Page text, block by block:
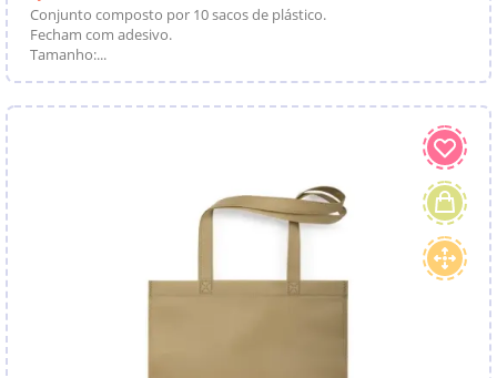
Conjunto composto por 10 sacos de plástico.
Fecham com adesivo.
Tamanho:...